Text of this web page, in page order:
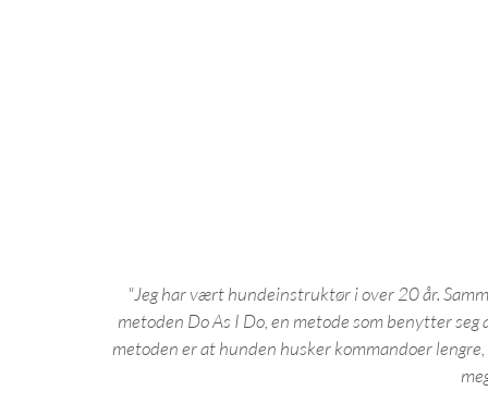
"Jeg har vært hundeinstruktør i over 20 år.
metoden Do As I Do, en metode som benytter
metoden er at hunden husker kommandoer